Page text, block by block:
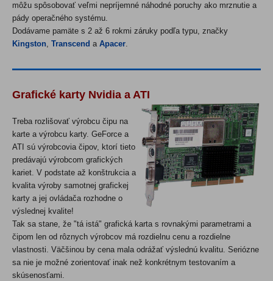
môžu spôsobovať veľmi nepríjemné náhodné poruchy ako mrznutie a
pády operačného systému.
Dodávame pamäte s 2 až 6 rokmi záruky podľa typu, značky
Kingston, Transcend a Apacer.
Grafické karty Nvidia a ATI
Treba rozlišovať výrobcu čipu na
karte a výrobcu karty. GeForce a
ATI sú výrobcovia čipov, ktorí tieto
predávajú výrobcom grafických
kariet. V podstate až konštrukcia a
kvalita výroby samotnej grafickej
karty a jej ovládača rozhodne o
výslednej kvalite!
Tak sa stane, že "tá istá" grafická karta s rovnakými parametrami a
čipom len od rôznych výrobcov má rozdielnu cenu a rozdielne
vlastnosti. Väčšinou by cena mala odrážať výslednú kvalitu. Seriózne
sa nie je možné zorientovať inak než konkrétnym testovaním a
skúsenosťami.